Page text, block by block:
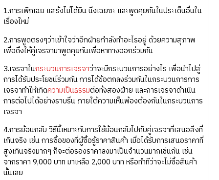
1.การเพิกเฉย แสร้งไม่ได้ยิน นิ่งเฉยซะ และพูดคุยกันในประเด็นอื่นใน
เรื่องใหม่
2.การพูดตรงๆว่าเข้าใจว่าอีกฝ่ายกำลังทำอะไรอยู่ ด้วยความสุภาพ
เพื่อดึงให้คู่เจรจามาพูดคุยกันเพื่อหาทางออกร่วมกัน
3.เจรจาในกระบวนการเจรจาว่าจะมีกระบวนการอย่างไร เพื่อนำไปสู่
การได้รับประโยชน์ร่วมกัน การได้ข้อตกลงร่วมกันในกระบวนการการ
เจรจาทำให้เกิดความเป็นธรรมต่อทั้งสองฝ่าย และการเจรจาดำเนิน
การต่อไปได้อย่างราบรื่น ภายใต้ความเห็นพ้องต้องกันในกระบวนการ
เจรจา
4.การย้อนกลับ วิธีนี้เหมาะกับการใช้ย้อนกลับไปกับคู่เจรจาที่เสนอสิ่งที่
เกินจริง เช่น การซื้อของที่ผู้ซื้อรู้ราคาสินค้า เมื่อได้รับการเสนอราคาที่
สูงเกินจริงมากๆ ก็จะต่อรองราคาลงมาเป็นจำนวนมากเช่นกัน เช่น
จากราคา 9,000 บาท มาเหลือ 2,000 บาท หรือทำทีว่าจะไม่ซื้อสินค้า
นั้นเลย